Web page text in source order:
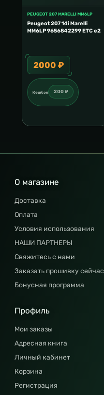
PEUGEOT 207 MARELLI MM6LP
Peugeot 207 14i Marelli
MM6LP 9656842299 ETC e2
2000 ₽
Кешбэк 200 ₽
О магазине
Доставка
Оплата
Условия использования
НАШИ ПАРТНЕРЫ
Свяжитесь с нами
Заказать прошивку сейчас
Бонусная программа
Профиль
Мои заказы
Адресная книга
Личный кабинет
Корзина
Регистрация